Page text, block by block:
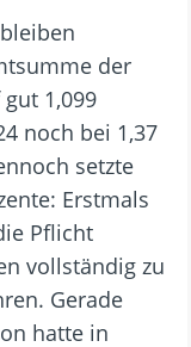
der
1,099
noch bei 1,37
setzte
Erstmals
Pflicht
vollständig zu
Gerade
hatte in